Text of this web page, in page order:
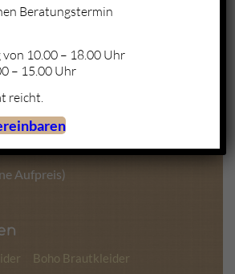
Aufpreis)
Boho Brautkleider
Beratungstermin
10.00 – 18.00 Uhr
– 15.00 Uhr
reicht.